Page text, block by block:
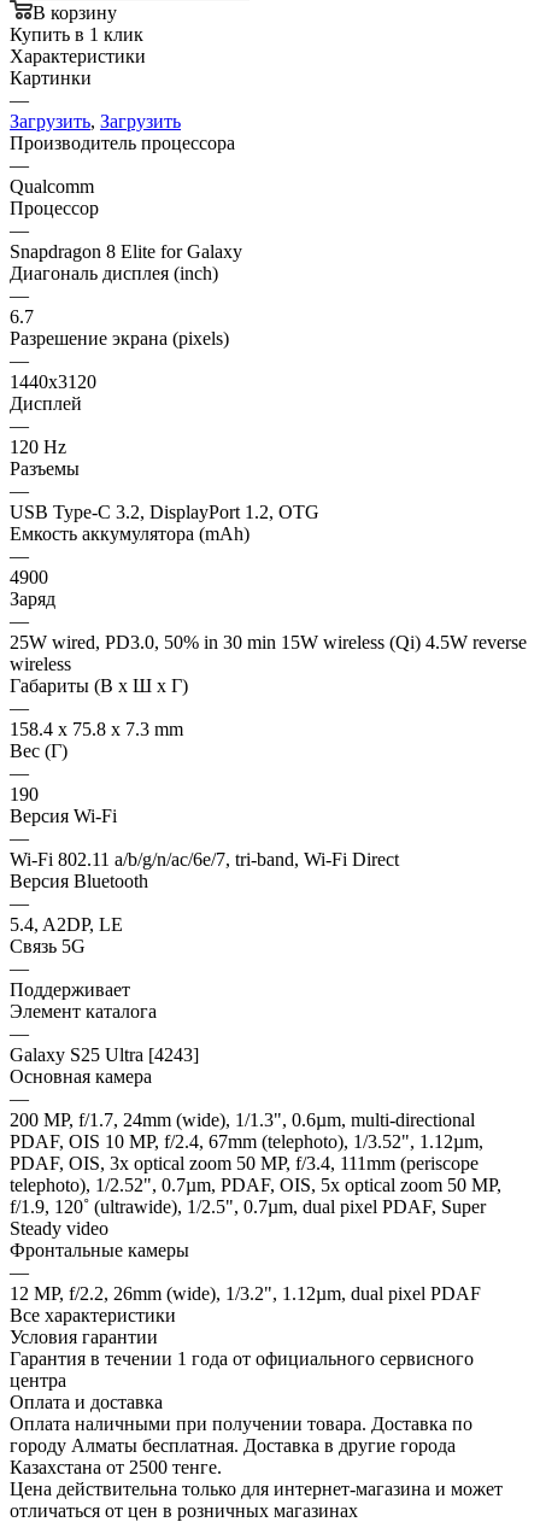
В корзину
Купить в 1 клик
Характеристики
Картинки
—
Загрузить, Загрузить
Производитель процессора
—
Qualcomm
Процессор
—
Snapdragon 8 Elite for Galaxy
Диагональ дисплея (inch)
—
6.7
Разрешение экрана (pixels)
—
1440x3120
Дисплей
—
120 Hz
Разъемы
—
USB Type-C 3.2, DisplayPort 1.2, OTG
Емкость аккумулятора (mAh)
—
4900
Заряд
—
25W wired, PD3.0, 50% in 30 min 15W wireless (Qi) 4.5W reverse
wireless
Габариты (В х Ш х Г)
—
158.4 x 75.8 x 7.3 mm
Вес (Г)
—
190
Версия Wi-Fi
—
Wi-Fi 802.11 a/b/g/n/ac/6e/7, tri-band, Wi-Fi Direct
Версия Bluetooth
—
5.4, A2DP, LE
Связь 5G
—
Поддерживает
Элемент каталога
—
Galaxy S25 Ultra [4243]
Основная камера
—
200 MP, f/1.7, 24mm (wide), 1/1.3", 0.6µm, multi-directional
PDAF, OIS 10 MP, f/2.4, 67mm (telephoto), 1/3.52", 1.12µm,
PDAF, OIS, 3x optical zoom 50 MP, f/3.4, 111mm (periscope
telephoto), 1/2.52", 0.7µm, PDAF, OIS, 5x optical zoom 50 MP,
f/1.9, 120˚ (ultrawide), 1/2.5", 0.7µm, dual pixel PDAF, Super
Steady video
Фронтальные камеры
—
12 MP, f/2.2, 26mm (wide), 1/3.2", 1.12µm, dual pixel PDAF
Все характеристики
Условия гарантии
Гарантия в течении 1 года от официального сервисного
центра
Оплата и доставка
Оплата наличными при получении товара. Доставка по
городу Алматы бесплатная. Доставка в другие города
Казахстана от 2500 тенге.
Цена действительна только для интернет-магазина и может
отличаться от цен в розничных магазинах